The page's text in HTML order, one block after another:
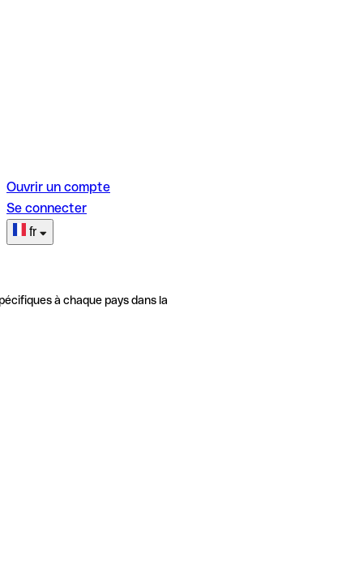
Ouvrir un compte
Se connecter
fr
à chaque pays dans la